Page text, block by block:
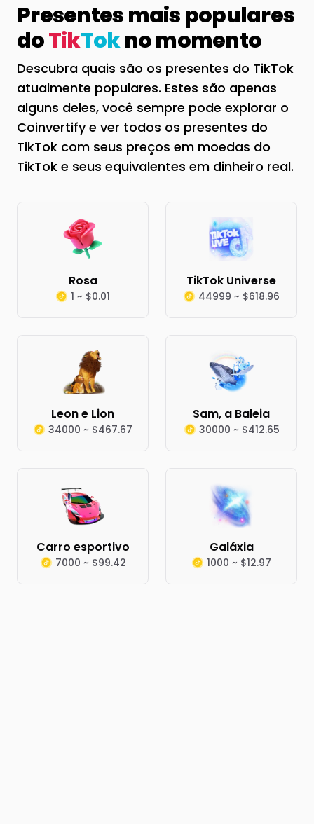
Presentes mais populares
doTikTokno momento
Descubra quais são os presentes do TikTok
atualmente populares. Estes são apenas
alguns deles, você sempre pode explorar o
Coinvertify e ver todos os presentes do
TikTok com seus preços em moedas do
TikTok e seus equivalentes em dinheiro real.
Rosa
1 ~ $0.01
TikTok Universe
44999 ~ $618.96
Leon e Lion
34000 ~ $467.67
Sam, a Baleia
30000 ~ $412.65
Carro esportivo
7000 ~ $99.42
Galáxia
1000 ~ $12.97